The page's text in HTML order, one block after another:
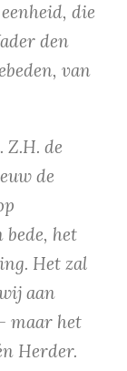
die
den
van
Z.H. de
de
bede, het
Het zal
aan
maar het
Herder.